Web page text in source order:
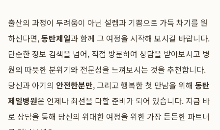
출산의 과정이 두려움이 아닌 설렘과 기쁨으로 가득 차기를 원
하신다면,동탄제일과 함께 그 여정을 시작해 보시길 바랍니다.
단순한 정보 검색을 넘어, 직접 방문하여 상담을 받아보시고 병
원의 따뜻한 분위기와 전문성을 느껴보시는 것을 추천합니다.
당신과 아기의 안전한분만, 그리고 행복한 첫 만남을 위해 동탄
제일병원은 언제나 최선을 다할 준비가 되어 있습니다. 지금 바
로 상담을 통해 당신의 위대한 여정을 위한 가장 든든한 파트너